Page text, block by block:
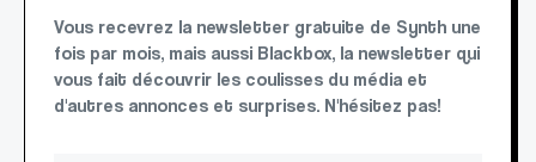
Vous recevrez la newsletter gratuite de Synth une
fois par mois, mais aussi Blackbox, la newsletter qui
vous fait découvrir les coulisses du média et
d'autres annonces et surprises. N'hésitez pas!